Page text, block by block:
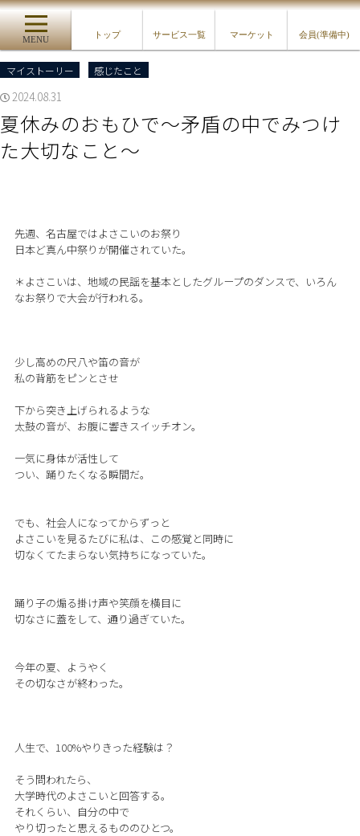
MENU
トップ サービス一覧 マーケット 会員(準備中)
マイストーリー 感じたこと
2024.08.31
夏休みのおもひで〜矛盾の中でみつけ
た大切なこと〜
先週、名古屋ではよさこいのお祭り
日本ど真ん中祭りが開催されていた。
＊よさこいは、地域の民謡を基本としたグループのダンスで、いろん
なお祭りで大会が行われる。
少し高めの尺八や笛の音が
私の背筋をピンとさせ
下から突き上げられるような
太鼓の音が、お腹に響きスイッチオン。
一気に身体が活性して
つい、踊りたくなる瞬間だ。
でも、社会人になってからずっと
よさこいを見るたびに私は、この感覚と同時に
切なくてたまらない気持ちになっていた。
踊り子の煽る掛け声や笑顔を横目に
切なさに蓋をして、通り過ぎていた。
今年の夏、ようやく
その切なさが終わった。
人生で、100%やりきった経験は？
そう問われたら、
大学時代のよさこいと回答する。
それくらい、自分の中で
やり切ったと思えるもののひとつ。